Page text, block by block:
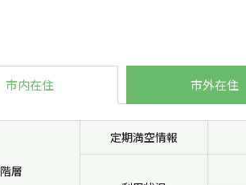
市内在住 市外在住
階層
定期満空情報